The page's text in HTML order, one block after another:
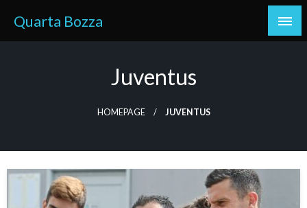
content
Quarta Bozza
Juventus
HOMEPAGE JUVENTUS